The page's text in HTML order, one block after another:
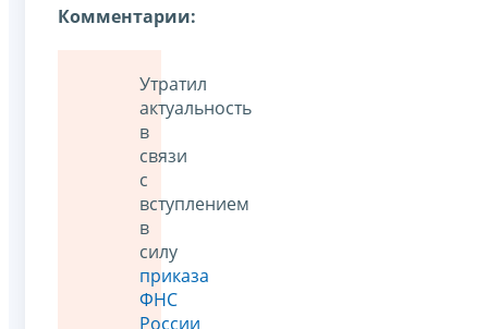
Комментарии:
Утратил
актуальность
в
связи
с
вступлением
в
силу
приказа
ФНС
России